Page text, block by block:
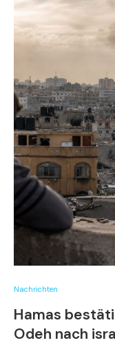
Nachrichten
Hamas
Odeh nach